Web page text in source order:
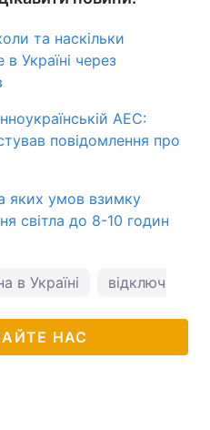
та наскільки
Україні через
АЕС:
повідомлення про
яких умов взимку
світла до 8-10 годин
в Україні відключення
НАС